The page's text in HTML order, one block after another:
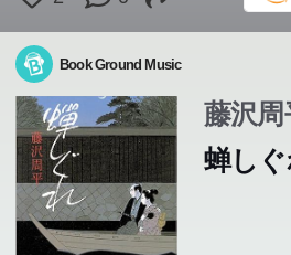
Book Ground Music
藤沢周
蝉し